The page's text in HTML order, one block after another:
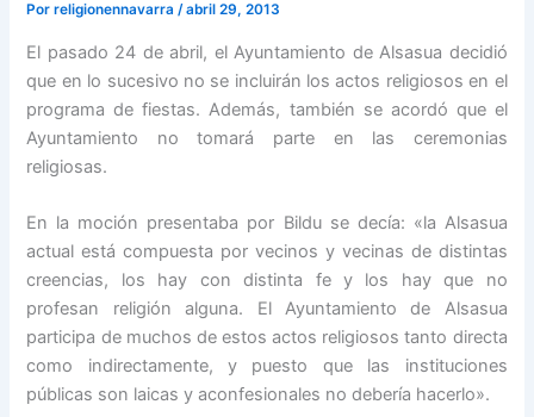
Porreligionennavarra/abril 29, 2013
El pasado 24 de abril, el Ayuntamiento de Alsasua decidió
que en lo sucesivo no se incluirán los actos religiosos en el
programa de fiestas. Además, también se acordó que el
Ayuntamiento no tomará parte en las ceremonias
religiosas.
En la moción presentaba por Bildu se decía: «la Alsasua
actual está compuesta por vecinos y vecinas de distintas
creencias, los hay con distinta fe y los hay que no
profesan religión alguna. El Ayuntamiento de Alsasua
participa de muchos de estos actos religiosos tanto directa
como indirectamente, y puesto que las instituciones
públicas son laicas y aconfesionales no debería hacerlo».